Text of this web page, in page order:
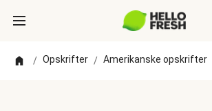
/ Opskrifter / Amerikanske opskrifter